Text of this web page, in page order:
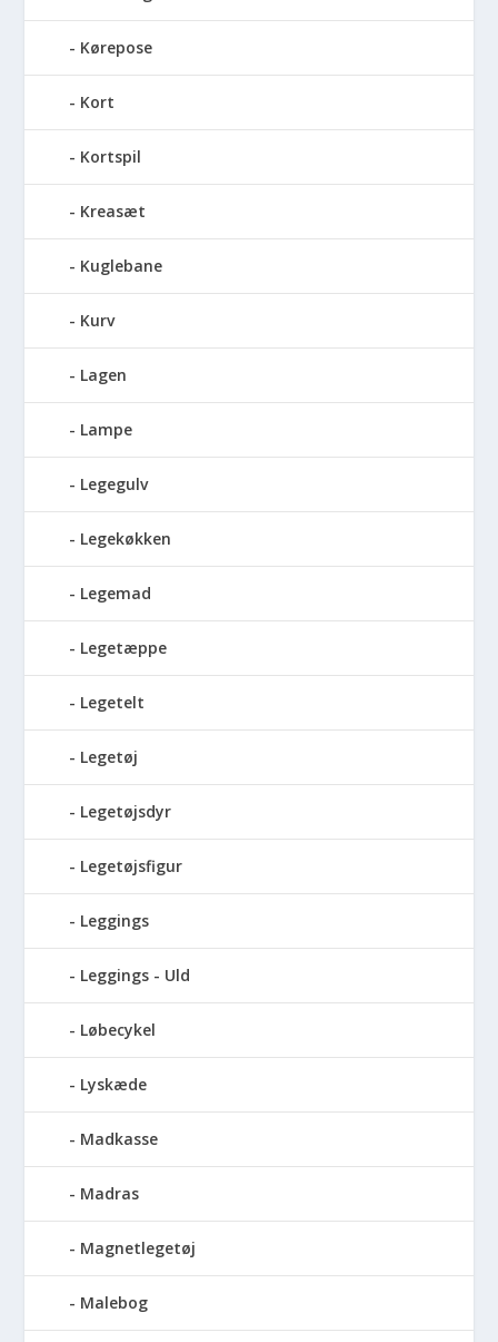
Kørepose
Kort
Kortspil
Kreasæt
Kuglebane
Kurv
Lagen
Lampe
Legegulv
Legekøkken
Legemad
Legetæppe
Legetelt
Legetøj
Legetøjsdyr
Legetøjsfigur
Leggings
Leggings - Uld
Løbecykel
Lyskæde
Madkasse
Madras
Magnetlegetøj
Malebog